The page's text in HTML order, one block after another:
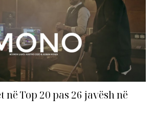
e...
Top 20 pas 26 javësh në